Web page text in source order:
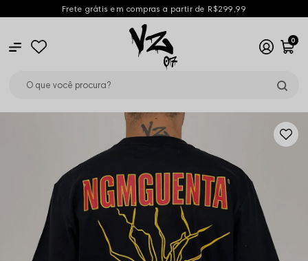
Frete grátis em compras a partir de R$299,99
0